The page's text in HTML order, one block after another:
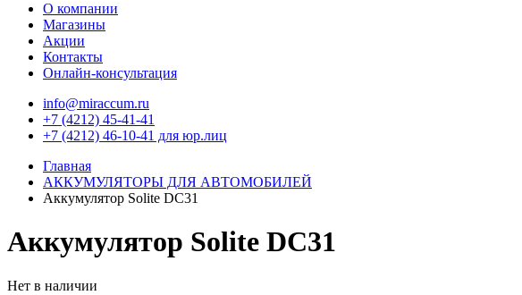
О компании
Магазины
Акции
Контакты
Онлайн-консультация
info@miraccum.ru
+7 (4212) 45-41-41
+7 (4212) 46-10-41 для юр.лиц
Главная
АККУМУЛЯТОРЫ ДЛЯ АВТОМОБИЛЕЙ
Аккумулятор Solite DC31
Аккумулятор Solite DC31
Нет в наличии